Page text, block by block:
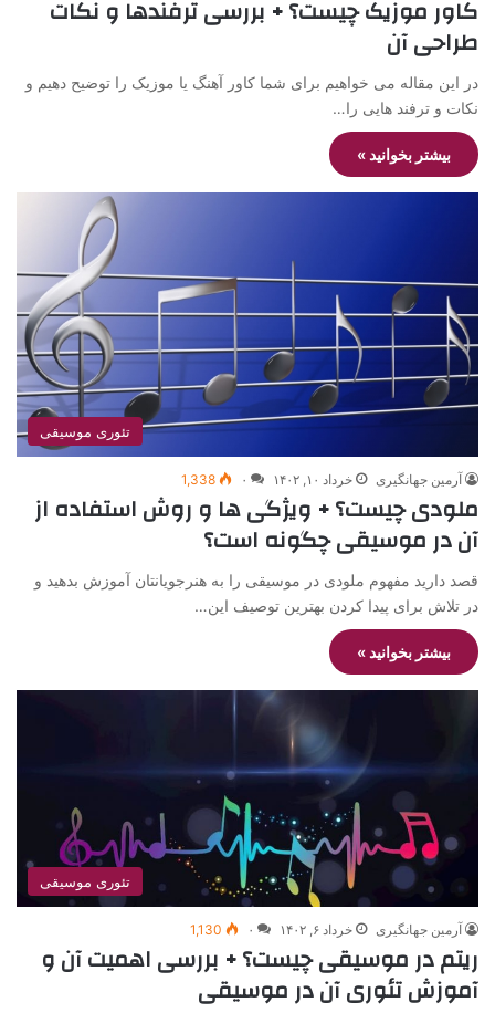
کاور موزیک چیست؟ + بررسی ترفندها و نکات
طراحی آن
در این مقاله می خواهیم برای شما کاور آهنگ یا موزیک را توضیح دهیم و
نکات و ترفند هایی را…
بیشتر بخوانید »
تئوری موسیقی
آرمین جهانگیری خرداد ۱۰, ۱۴۰۲ ۰ 1,338
ملودی چیست؟ + ویژگی ها و روش استفاده از
آن در موسیقی چگونه است؟
قصد دارید مفهوم ملودی در موسیقی را به هنرجویانتان آموزش بدهید و
در تلاش برای پیدا کردن بهترین توصیف این…
بیشتر بخوانید »
تئوری موسیقی
آرمین جهانگیری خرداد ۶, ۱۴۰۲ ۰ 1,130
ریتم در موسیقی چیست؟ + بررسی اهمیت آن و
آموزش تئوری آن در موسیقی